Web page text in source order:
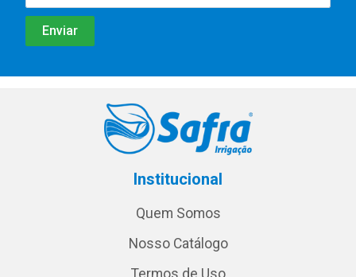
Institucional
Quem Somos
Nosso Catálogo
Termos de Uso